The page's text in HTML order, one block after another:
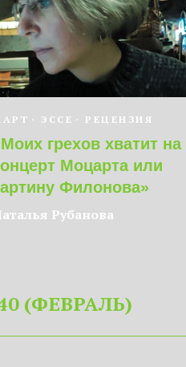
ЭССЕ РЕЦЕНЗИЯ
грехов хватит на
Моцарта или
Филонова»
Рубанова
(ФЕВРАЛЬ)